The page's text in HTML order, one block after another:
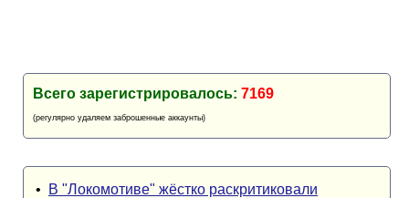
Всего зарегистрировалось: 7169
(регулярно удаляем заброшенные аккаунты)
•
В "Локомотиве" жёстко раскритиковали